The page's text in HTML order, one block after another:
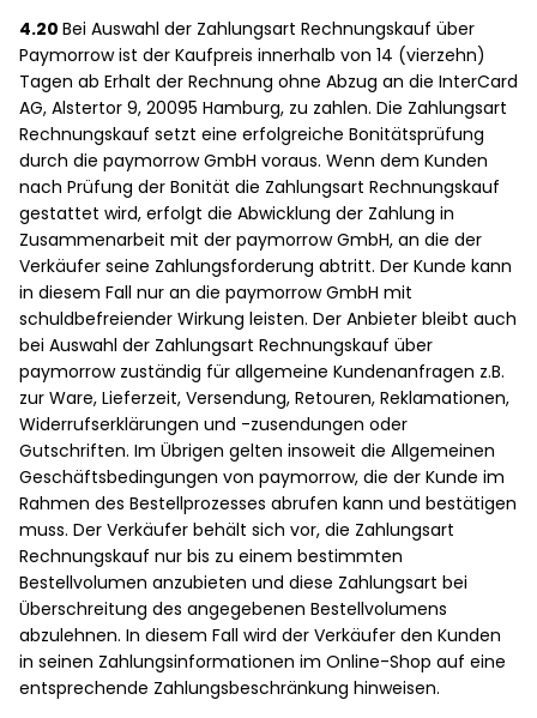
4.20 Bei Auswahl der Zahlungsart Rechnungskauf über
Paymorrow ist der Kaufpreis innerhalb von 14 (vierzehn)
Tagen ab Erhalt der Rechnung ohne Abzug an die InterCard
AG, Alstertor 9, 20095 Hamburg, zu zahlen. Die Zahlungsart
Rechnungskauf setzt eine erfolgreiche Bonitätsprüfung
durch die paymorrow GmbH voraus. Wenn dem Kunden
nach Prüfung der Bonität die Zahlungsart Rechnungskauf
gestattet wird, erfolgt die Abwicklung der Zahlung in
Zusammenarbeit mit der paymorrow GmbH, an die der
Verkäufer seine Zahlungsforderung abtritt. Der Kunde kann
in diesem Fall nur an die paymorrow GmbH mit
schuldbefreiender Wirkung leisten. Der Anbieter bleibt auch
bei Auswahl der Zahlungsart Rechnungskauf über
paymorrow zuständig für allgemeine Kundenanfragen z.B.
zur Ware, Lieferzeit, Versendung, Retouren, Reklamationen,
Widerrufserklärungen und -zusendungen oder
Gutschriften. Im Übrigen gelten insoweit die Allgemeinen
Geschäftsbedingungen von paymorrow, die der Kunde im
Rahmen des Bestellprozesses abrufen kann und bestätigen
muss. Der Verkäufer behält sich vor, die Zahlungsart
Rechnungskauf nur bis zu einem bestimmten
Bestellvolumen anzubieten und diese Zahlungsart bei
Überschreitung des angegebenen Bestellvolumens
abzulehnen. In diesem Fall wird der Verkäufer den Kunden
in seinen Zahlungsinformationen im Online-Shop auf eine
entsprechende Zahlungsbeschränkung hinweisen.